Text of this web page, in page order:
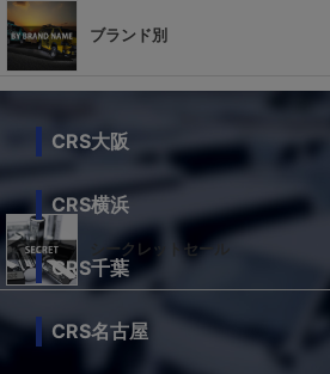
ブランド別
シークレットセール
CRS大阪
CRS横浜
CRS千葉
CRS名古屋